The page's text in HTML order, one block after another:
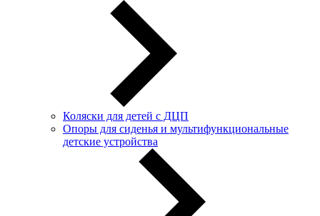
Коляски для детей с ДЦП
Опоры для сиденья и мультифункциональные
детские устройства